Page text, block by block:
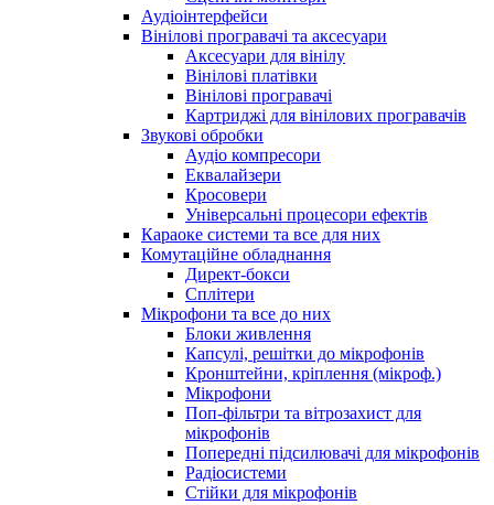
Аудіоінтерфейси
Вінілові програвачі та аксесуари
Аксесуари для вінілу
Вінілові платівки
Вінілові програвачі
Картриджі для вінілових програвачів
Звукові обробки
Аудіо компресори
Еквалайзери
Кросовери
Універсальні процесори ефектів
Караоке системи та все для них
Комутаційне обладнання
Директ-бокси
Сплітери
Мікрофони та все до них
Блоки живлення
Капсулі, решітки до мікрофонів
Кронштейни, кріплення (мікроф.)
Мікрофони
Поп-фільтри та вітрозахист для
мікрофонів
Попередні підсилювачі для мікрофонів
Радіосистеми
Стійки для мікрофонів